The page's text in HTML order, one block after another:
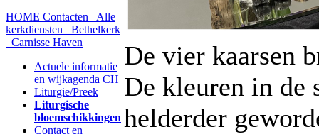
HOME Contacten
Alle
kerkdiensten
Bethelkerk
Carnisse Haven
Actuele informatie
en wijkagenda CH
Liturgie/Preek
Liturgische
bloemschikkingen
Contact en
De vier kaarsen
De kleuren in
helderder